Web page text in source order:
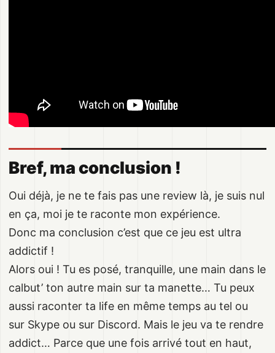
Bref, ma conclusion !
Oui déjà, je ne te fais pas une review là, je suis nul
en ça, moi je te raconte mon expérience.
Donc ma conclusion c’est que ce jeu est ultra
addictif !
Alors oui ! Tu es posé, tranquille, une main dans le
calbut’ ton autre main sur ta manette… Tu peux
aussi raconter ta life en même temps au tel ou
sur Skype ou sur Discord. Mais le jeu va te rendre
addict… Parce que une fois arrivé tout en haut,